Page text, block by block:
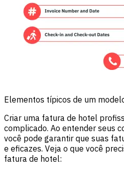
Elementos típicos de um
Criar uma fatura de hotel
complicado. Ao entender seus
você pode garantir que suas
e eficazes. Veja o que você
fatura de hotel: